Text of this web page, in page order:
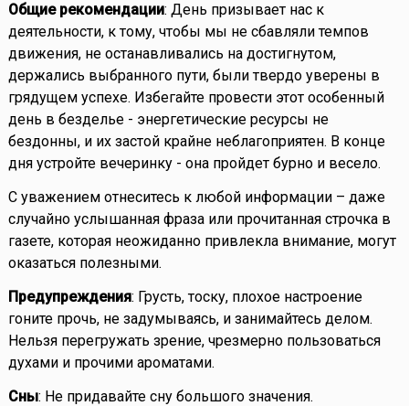
Общие рекомендации: День призывает нас к
деятельности, к тому, чтобы мы не сбавляли темпов
движения, не останавливались на достигнутом,
держались выбранного пути, были твердо уверены в
грядущем успехе. Избегайте провести этот особенный
день в безделье - энергетические ресурсы не
бездонны, и их застой крайне неблагоприятен. В конце
дня устройте вечеринку - она пройдет бурно и весело.
С уважением отнеситесь к любой информации – даже
случайно услышанная фраза или прочитанная строчка в
газете, которая неожиданно привлекла внимание, могут
оказаться полезными.
Предупреждения: Грусть, тоску, плохое настроение
гоните прочь, не задумываясь, и занимайтесь делом.
Нельзя перегружать зрение, чрезмерно пользоваться
духами и прочими ароматами.
Сны: Не придавайте сну большого значения.